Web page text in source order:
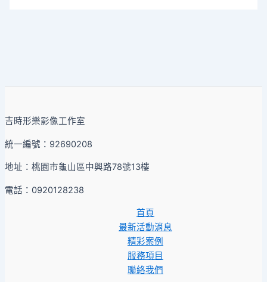
吉時形樂影像工作室
統一編號：92690208
地址：桃園市龜山區中興路78號13樓
電話：0920128238
首頁
最新活動消息
精彩案例
服務項目
聯絡我們